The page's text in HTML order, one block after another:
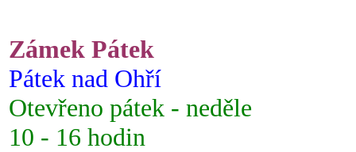
Zámek Pátek
Pátek nad Ohří
Otevřeno pátek - neděle
10 - 16 hodin